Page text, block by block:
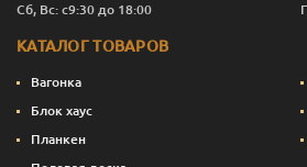
Сб, Вс: с9:30 до 18:00
КАТАЛОГ ТОВАРОВ
Вагонка
Блок хаус
Планкен